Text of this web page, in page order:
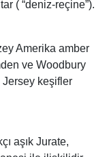
aşık Jurate,
babasının
onu değiştirerek
hala Baltık
Kastytis .